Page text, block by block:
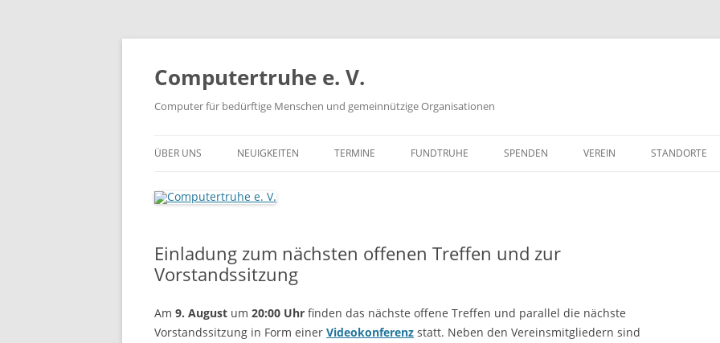
Zum
Computertruhe e. V.
Computer für bedürftige Menschen und gemeinnützige Organisationen
ÜBER UNS NEUIGKEITEN TERMINE FUNDTRUHE SPENDEN
ZEITSPENDEN
VEREIN STANDORTE
Einladung zum nächsten offenen Treffen und zur
Vorstandssitzung
Am 9. August um 20:00 Uhr finden das nächste offene Treffen und parallel die nächste
Vorstandssitzung in Form einer Videokonferenz statt. Neben den Vereinsmitgliedern sind